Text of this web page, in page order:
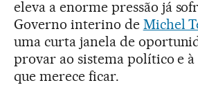
eleva a enorme pressão já
Governo interino de Michel
uma curta janela de
provar ao sistema político e
que merece ficar.